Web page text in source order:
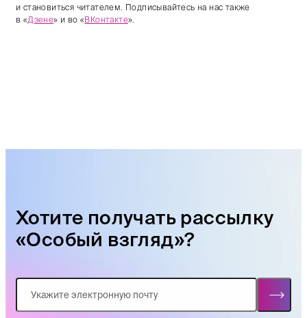
и становиться читателем. Подписывайтесь на нас также
в «Дзене» и во «ВКонтакте».
Хотите получать рассылку
«Особый взгляд»?